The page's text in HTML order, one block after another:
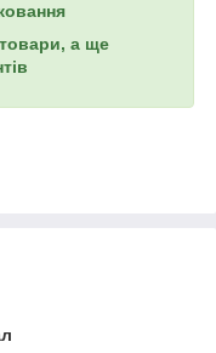
а ще